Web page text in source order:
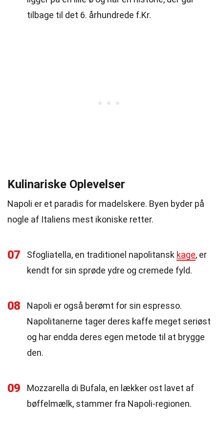
tilbage til det 6. århundrede f.Kr.
Kulinariske Oplevelser
Napoli er et paradis for madelskere. Byen byder på
nogle af Italiens mest ikoniske retter.
07 Sfogliatella, en traditionel napolitansk kage, er
kendt for sin sprøde ydre og cremede fyld.
08
Napoli er også berømt for sin espresso.
Napolitanerne tager deres kaffe meget seriøst
og har endda deres egen metode til at brygge
den.
09
Mozzarella di Bufala, en lækker ost lavet af
bøffelmælk, stammer fra Napoli-regionen.